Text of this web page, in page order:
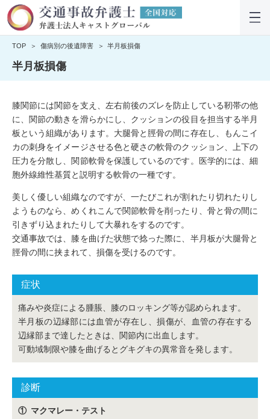
TOP 傷病別の後遺障害 半月板損傷
半月板損傷
膝関節には関節を支え、左右前後のズレを防止している靭帯の他
に、関節の動きを滑らかにし、クッションの役目を担当する半月
板という組織があります。大腿骨と脛骨の間に存在し、もんこイ
カの刺身をイメージさせる色と硬さの軟骨のクッション、上下の
圧力を分散し、関節軟骨を保護しているのです。医学的には、細
胞外線維性基質と説明する軟骨の一種です。
美しく優しい組織なのですが、一たびこれが割れたり切れたりし
ようものなら、めくれこんで関節軟骨を削ったり、骨と骨の間に
引きずり込まれたりして大暴れをするのです。
交通事故では、膝を曲げた状態で捻った際に、半月板が大腿骨と
脛骨の間に挟まれて、損傷を受けるのです。
症状
痛みや炎症による腫脹、膝のロッキング等が認められます。
半月板の辺縁部には血管が存在し、損傷が、血管の存在する
辺縁部まで達したときは、関節内に出血します。
可動域制限や膝を曲げるとグキグキの異常音を発します。
診断
マクマレー・テスト